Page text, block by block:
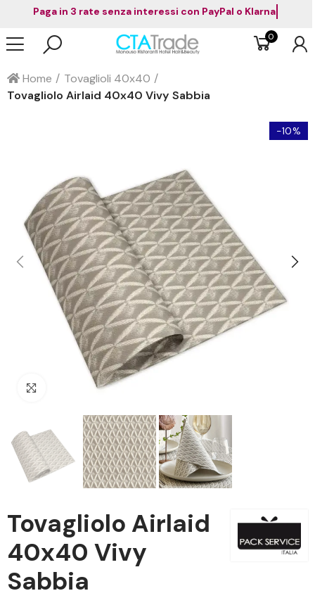
Paga in 3 rate senza interessi con PayPal
0
Home
Tovaglioli 40x40
Tovagliolo Airlaid 40x40 Vivy Sabbia
-10%
Clicca per ingrandire
Tovagliolo Airlaid
40x40 Vivy
Sabbia